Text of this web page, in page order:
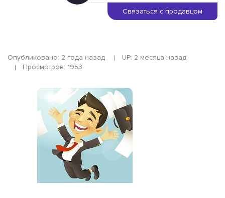
Связаться с продавцом
Опубликовано: 2 года назад
UP: 2 месяца назад
Просмотров: 1953